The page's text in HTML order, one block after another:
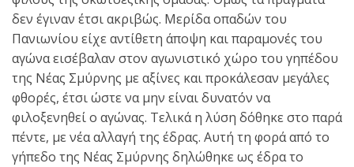
δεν έγιναν έτσι ακριβώς. Μερίδα οπαδών του
Πανιωνίου είχε αντίθετη άποψη και παραμονές του
αγώνα εισέβαλαν στον αγωνιστικό χώρο του γηπέδου
της Νέας Σμύρνης με αξίνες και προκάλεσαν μεγάλες
φθορές, έτσι ώστε να μην είναι δυνατόν να
φιλοξενηθεί ο αγώνας. Τελικά η λύση δόθηκε στο παρά
πέντε, με νέα αλλαγή της έδρας. Αυτή τη φορά από το
γήπεδο της Νέας Σμύρνης δηλώθηκε ως έδρα το